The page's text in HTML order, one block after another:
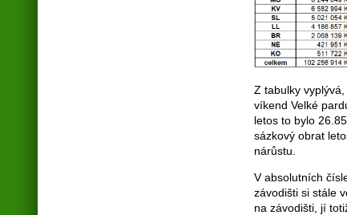
Z tabulky
víkend Velké
letos to bylo
sázkový obrat
nárůstu.
V absolutních
závodišti si stále
na závodišti, jí